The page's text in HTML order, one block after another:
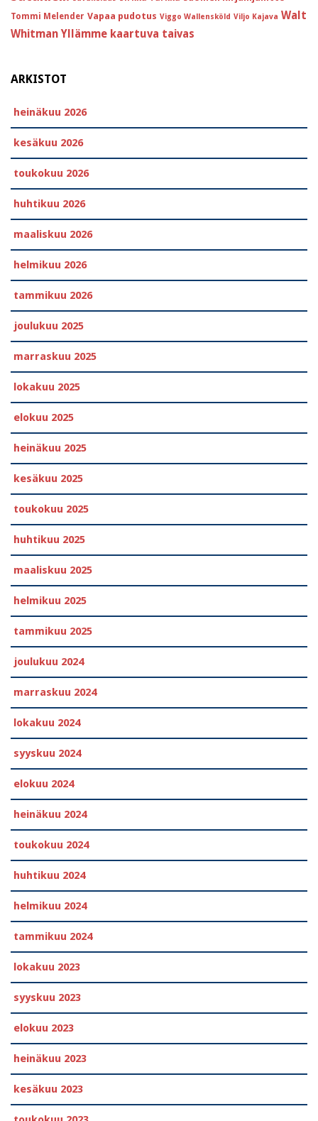
Tommi Melender Vapaa pudotus Viggo Wallensköld Viljo Kajava Walt
Whitman Yllämme kaartuva taivas
ARKISTOT
heinäkuu 2026
kesäkuu 2026
toukokuu 2026
huhtikuu 2026
maaliskuu 2026
helmikuu 2026
tammikuu 2026
joulukuu 2025
marraskuu 2025
lokakuu 2025
elokuu 2025
heinäkuu 2025
kesäkuu 2025
toukokuu 2025
huhtikuu 2025
maaliskuu 2025
helmikuu 2025
tammikuu 2025
joulukuu 2024
marraskuu 2024
lokakuu 2024
syyskuu 2024
elokuu 2024
heinäkuu 2024
toukokuu 2024
huhtikuu 2024
helmikuu 2024
tammikuu 2024
lokakuu 2023
syyskuu 2023
elokuu 2023
heinäkuu 2023
kesäkuu 2023